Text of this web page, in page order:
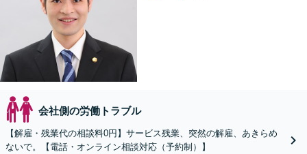
会社側の労働トラブル
【解雇・残業代の相談料0円】サービス残業、突然の解雇、あきらめ
ないで。【電話・オンライン相談対応（予約制）】